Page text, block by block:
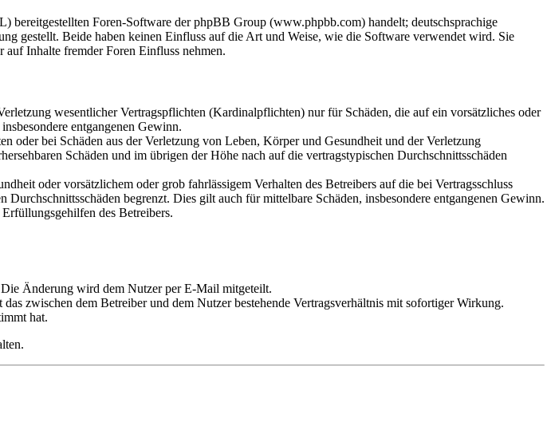
bereitgestellten Foren-Software der phpBB Group (www.phpbb.com) handelt; deutschsprachige
gestellt. Beide haben keinen Einfluss auf die Art und Weise, wie die Software verwendet wird. Sie
Inhalte fremder Foren Einfluss nehmen.
wesentlicher Vertragspflichten (Kardinalpflichten) nur für Schäden, die auf ein vorsätzliches oder
entgangenen Gewinn.
oder bei Schäden aus der Verletzung von Leben, Körper und Gesundheit und der Verletzung
Schäden und im übrigen der Höhe nach auf die vertragstypischen Durchschnittsschäden
oder vorsätzlichem oder grob fahrlässigem Verhalten des Betreibers auf die bei Vertragsschluss
begrenzt. Dies gilt auch für mittelbare Schäden, insbesondere entgangenen Gewinn.
des Betreibers.
Änderung wird dem Nutzer per E-Mail mitgeteilt.
zwischen dem Betreiber und dem Nutzer bestehende Vertragsverhältnis mit sofortiger Wirkung.
hat.